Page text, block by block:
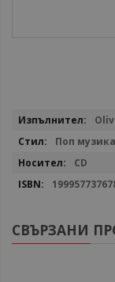
Повече
Поп музика
CD
СВЪРЗАНИ